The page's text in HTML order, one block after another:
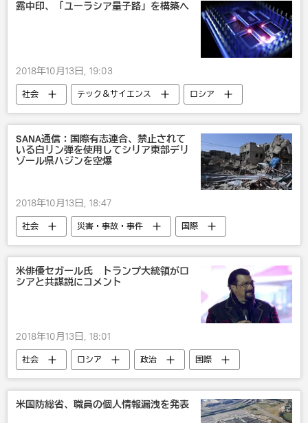
軍事基地
露中印、「ユーラシア量子路」を構築へ
2018年10月13日, 19:03
社会 テック＆サイエンス
ロシア
国際
アジア インド
中国
テクノ
IT・科学 ハッカー
SANA通信：国際有志連合、禁止されて
いる白リン弾を使用してシリア東部デリ
ゾール県ハジンを空爆
2018年10月13日, 18:47
社会 災害・事故・事件
国際
シリア
ミサイル 事故
米俳優セガール氏 トランプ大統領がロ
シアと共謀説にコメント
2018年10月13日, 18:01
社会 ロシア 政治
国際
米国
ウラジーミル・プーチン
おもしろい
米国防総省、職員の個人情報漏洩を発表